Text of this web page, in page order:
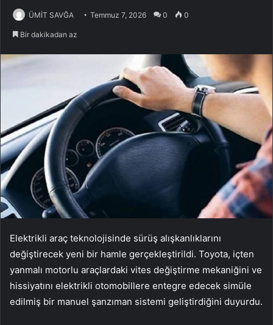
ÜMİT SAVĞA Temmuz 7, 2026 0 0
Bir dakikadan az
Elektrikli araç teknolojisinde sürüş alışkanlıklarını
değiştirecek yeni bir hamle gerçekleştirildi. Toyota, içten
yanmalı motorlu araçlardaki vites değiştirme mekaniğini ve
hissiyatını elektrikli otomobillere entegre edecek simüle
edilmiş bir manuel şanzıman sistemi geliştirdiğini duyurdu.